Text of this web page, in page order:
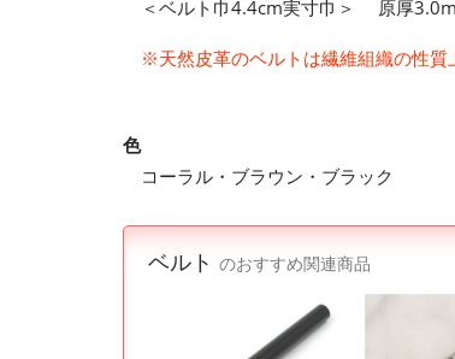
＜ベルト巾4.4cm実寸巾＞ 原厚
※天然皮革のベルトは繊維組織の性質
色
コーラル・ブラウン・ブラック
ベルト のおすすめ関連商品